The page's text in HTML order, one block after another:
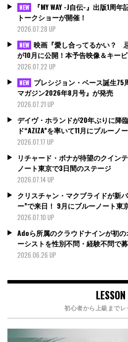
NEW
『MY WAY -J自伝-』出版1周
トークショーが開催！
2026.07.28 UP
NEW 映画『愛し合ってるかい？
が10月に公開！本予告映像＆キー
2026.07.22 UP
NEW プレシジョン・ベース誕生75
マガジン2026年8月号』が発売
2026.07.21 UP
デイヴ・ホランドが20年ぶりに降
ド“AZIZA”を率いて11月にブルーノ
2026.07.17 UP
リチャード・ボナが待望のクイン
ノート東京で3日間のステージ
2026.07.14 UP
クリスチャン・マクブライドが新
ー”で来日！ 9月にブルーノート東
2026.07.10 UP
Adoら所属のクラウドナインが初
ーシストを性別不問・経験不問で
2026.06.26 UP
LESSON
初心者から上級までレ